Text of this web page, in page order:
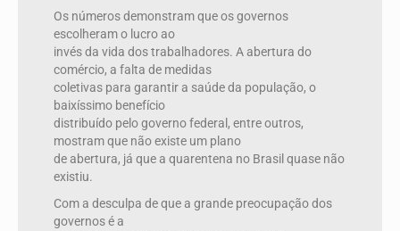
Os números demonstram que os governos
escolheram o lucro ao
invés da vida dos trabalhadores. A abertura do
comércio, a falta de medidas
coletivas para garantir a saúde da população, o
baixíssimo benefício
distribuído pelo governo federal, entre outros,
mostram que não existe um plano
de abertura, já que a quarentena no Brasil quase não
existiu.
Com a desculpa de que a grande preocupação dos
governos é a